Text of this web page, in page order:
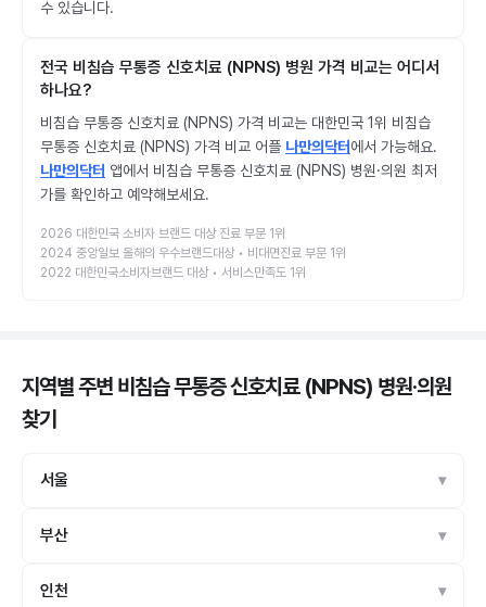
수 있습니다.
전국 비침습 무통증 신호치료 (NPNS) 병원 가격 비교는 어디서
하나요?
비침습 무통증 신호치료 (NPNS) 가격 비교는 대한민국 1위 비침습
무통증 신호치료 (NPNS) 가격 비교 어플 나만의닥터에서 가능해요.
나만의닥터 앱에서 비침습 무통증 신호치료 (NPNS) 병원·의원 최저
가를 확인하고 예약해보세요.
2026 대한민국 소비자 브랜드 대상 진료 부문 1위
2024 중앙일보 올해의 우수브랜드대상 • 비대면진료 부문 1위
2022 대한민국소비자브랜드 대상 • 서비스만족도 1위
지역별 주변 비침습 무통증 신호치료 (NPNS) 병원·의원
찾기
서울
부산
인천